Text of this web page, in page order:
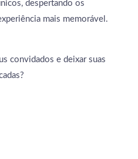
despertando os
mais memorável.
convidados e deixar suas